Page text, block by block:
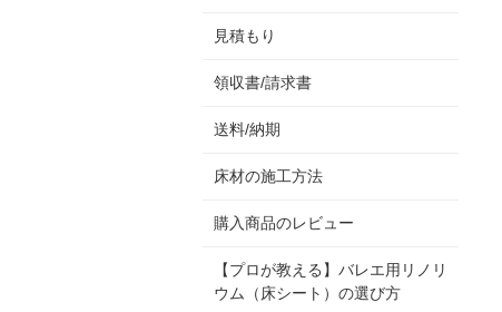
見積もり
領収書/請求書
送料/納期
床材の施工方法
購入商品のレビュー
【プロが教える】バレエ用リノリ
ウム（床シート）の選び方